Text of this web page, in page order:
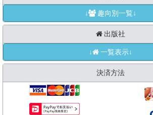
↓ 趣向別一覧↓
出版社
↓ 一覧表示↓
決済方法